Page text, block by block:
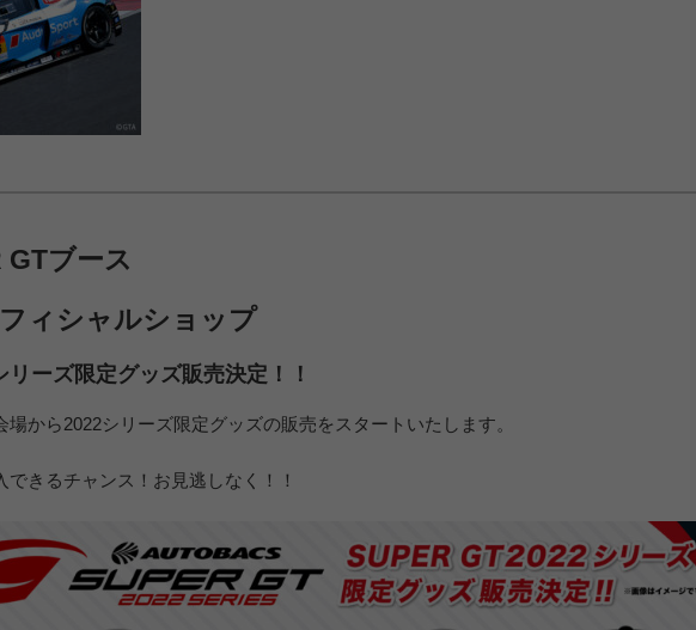
GTブース
ィシャルショップ
ーズ限定グッズ販売決定！！
場から2022シリーズ限定グッズの販売をスタートいたします。
きるチャンス！お見逃しなく！！